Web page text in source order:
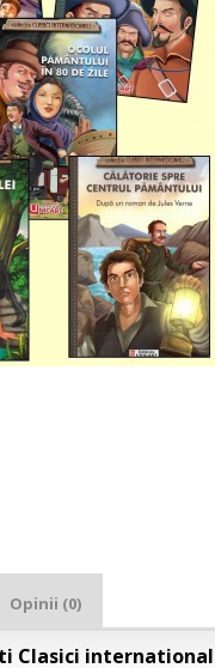
Opinii (0)
Clasici